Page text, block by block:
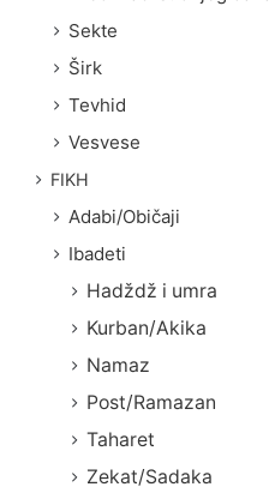
Sekte
Širk
Tevhid
Vesvese
FIKH
Adabi/Običaji
Ibadeti
Hadždž i umra
Kurban/Akika
Namaz
Post/Ramazan
Taharet
Zekat/Sadaka